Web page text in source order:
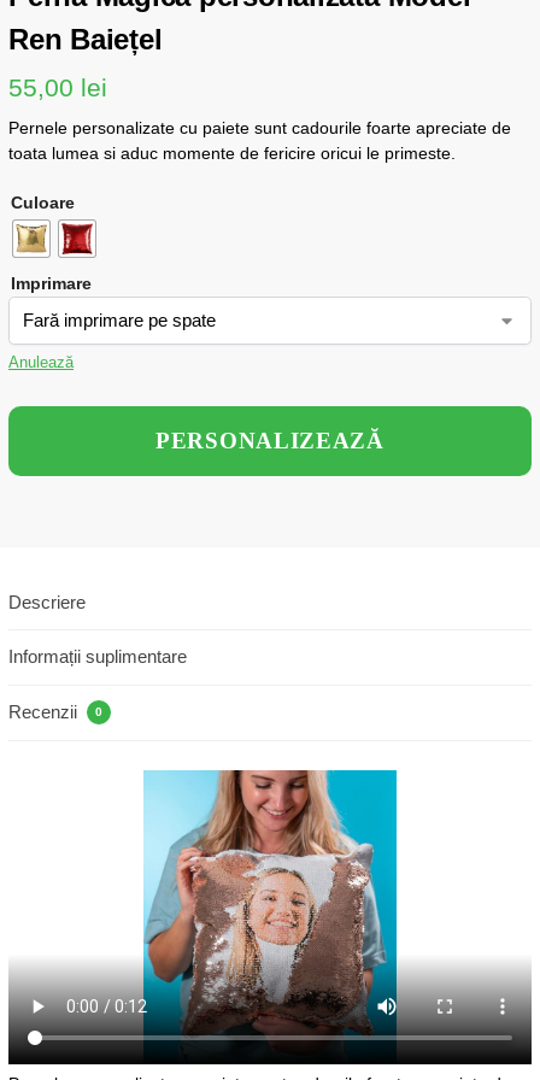
Ren Baiețel
55,00 lei
Pernele personalizate cu paiete sunt cadourile foarte apreciate de
toata lumea si aduc momente de fericire oricui le primeste.
Culoare
Imprimare
Anulează
PERSONALIZEAZĂ
Descriere
Informații suplimentare
Recenzii 0